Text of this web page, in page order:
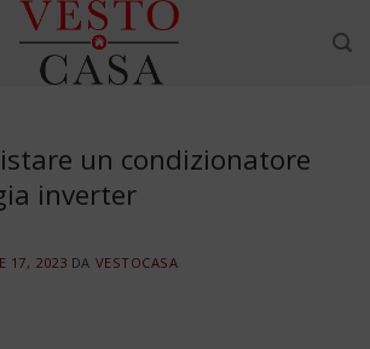
un condizionatore
inverter
17, 2023 DA VESTOCASA